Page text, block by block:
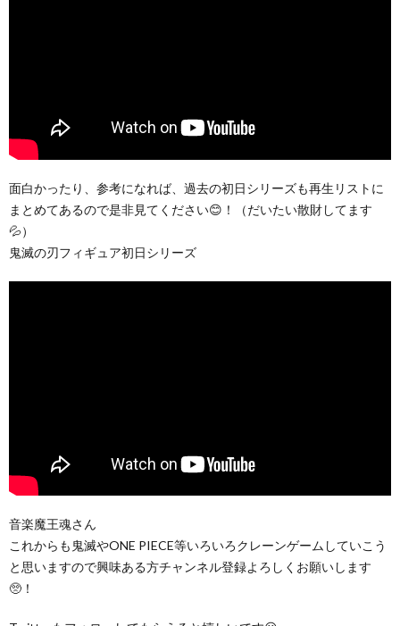
面白かったり、参考になれば、過去の初日シリーズも再生リストに
まとめてあるので是非見てください😊！（だいたい散財してます
💦）
鬼滅の刃フィギュア初日シリーズ
音楽魔王魂さん
これからも鬼滅やONE PIECE等いろいろクレーンゲームしていこう
と思いますので興味ある方チャンネル登録よろしくお願いします
🥺！